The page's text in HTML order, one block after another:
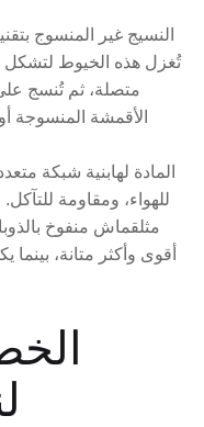
النسيج غير المنسوج
تُغزل هذه الخيوط لتشكل
متصلة، ثم تُنسج
الأقمشة المنسوجة
المادة لهابنية شبكة
للهواء، ومقاومة
مثلقماش منفوخ
أقوى وأكثر متانة،